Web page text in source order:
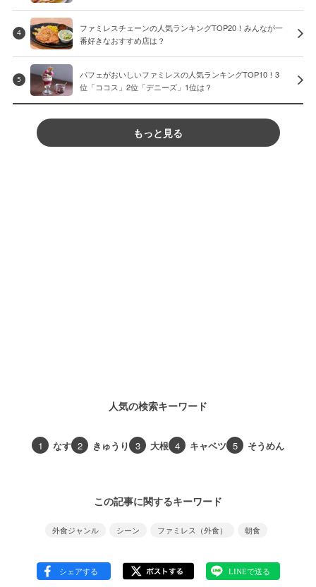
4
ファミレスチェーンの人気ランキングTOP20！みんなが一
番好きなおすすめ店は？
5
パフェがおいしいファミレスの人気ランキングTOP10！3
位「ココス」2位「デニーズ」1位は？
もっと見る
人気の検索キーワード
1 なす 2 きゅうり 3 大根 4 キャベツ 5 そうめん
この記事に関するキーワード
外食ジャンル シーン ファミレス（外食） 朝食